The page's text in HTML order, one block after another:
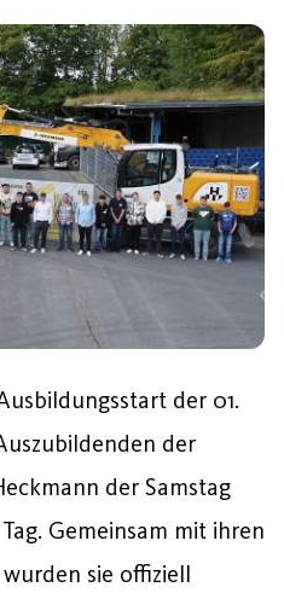
der 01.
der
der Samstag
Gemeinsam mit ihren
sie offiziell